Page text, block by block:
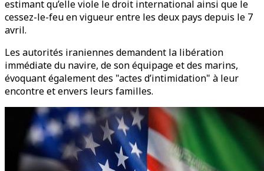
estimant qu’elle viole le droit international ainsi que le
cessez-le-feu en vigueur entre les deux pays depuis le 7
avril.
Les autorités iraniennes demandent la libération
immédiate du navire, de son équipage et des marins,
évoquant également des "actes d’intimidation" à leur
encontre et envers leurs familles.